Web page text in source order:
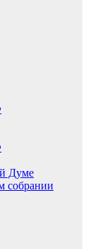
Думе
собрании